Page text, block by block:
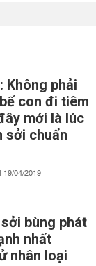
Không phải
con đi tiêm
mới là lúc
sởi chuẩn
19/04/2019
bùng phát
nhất
nhân loại